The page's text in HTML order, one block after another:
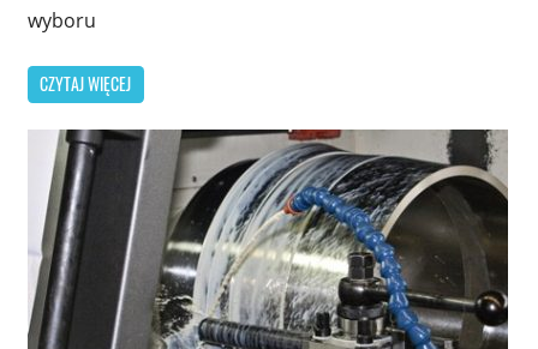
wyboru
CZYTAJ WIĘCEJ